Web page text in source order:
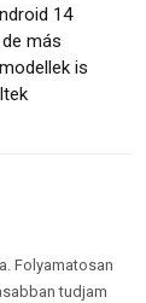
14
más
is
Folyamatosan
tudjam